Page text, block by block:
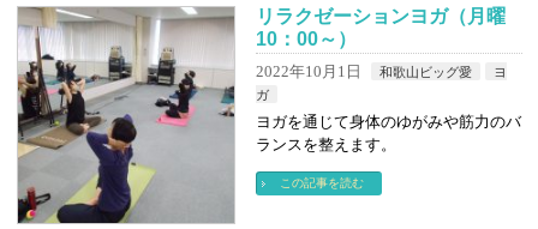
リラクゼーションヨガ（月曜
10：00～）
2022年10月1日 和歌山ビッグ愛
ヨ
ガ
ヨガを通じて身体のゆがみや筋力のバ
ランスを整えます。
この記事を読む